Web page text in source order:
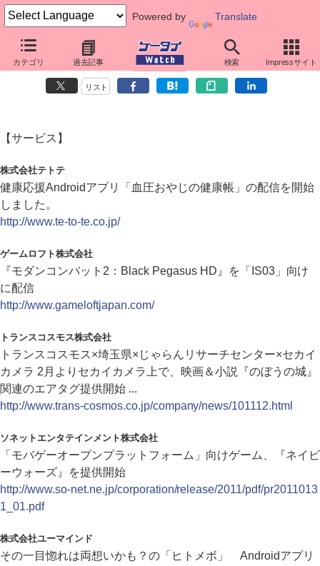
Powered by Translate
カテゴリ 過去記事 検索 Impressサイト
ダイジェストニュース（2011年1月31日）
リスト
【サービス】
株式会社テトテ
健康応援Androidアプリ「血圧おやじの健康帳」の配信を開始
しました。
http://www.te-to-te.co.jp/
ゲームロフト株式会社
『モダンコンバット2：Black Pegasus HD』を「IS03」向け
に配信
http://www.gameloftjapan.com/
トランスコスモス株式会社
トランスコスモス×埼玉県×じゃらんリサーチセンター×セカイ
カメラ 2月よりセカイカメラ上で、映画＆小説『のぼうの城』
関連のエアタグ提供開始 ...
http://www.trans-cosmos.co.jp/company/news/101112.html
ソネットエンタテインメント株式会社
「モバゲーオープンプラットフォーム」向けゲーム、『ネイビ
ーウォーズ』を提供開始
http://www.so-net.ne.jp/corporation/release/2011/pdf/pr2011013
1_01.pdf
株式会社ユーマインド
その一目惚れは両想いかも？の「ヒトメボ」 Androidアプリ